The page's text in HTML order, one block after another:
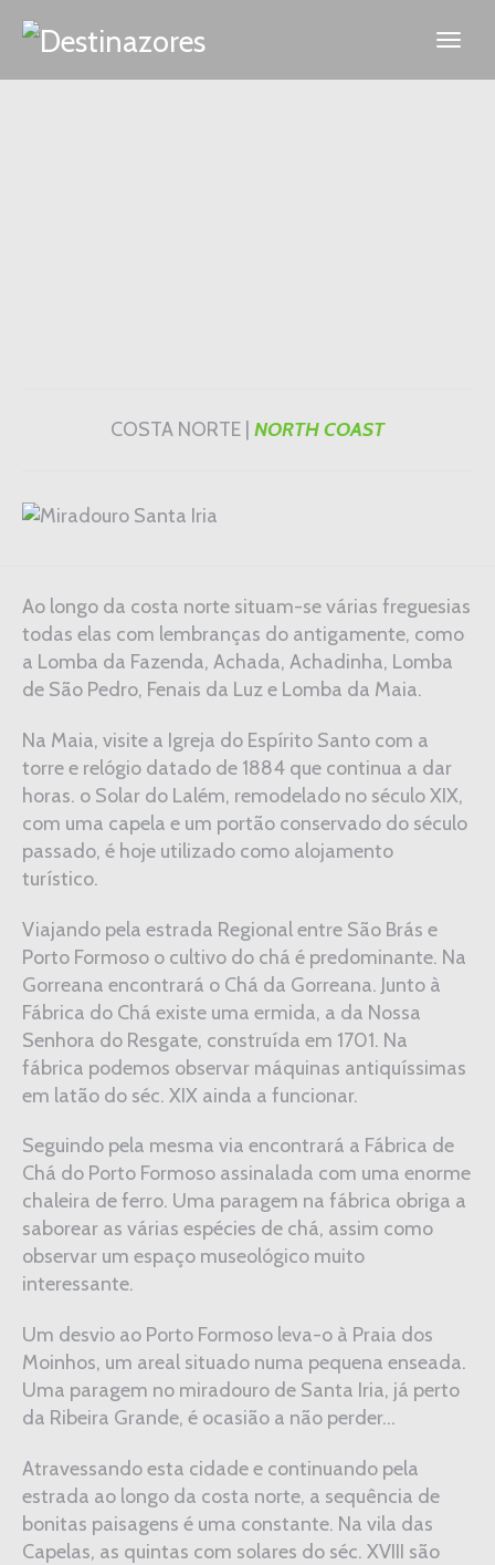
COSTA NORTE | NORTH COAST
Ao longo da costa norte situam-se várias freguesias
todas elas com lembranças do antigamente, como
a Lomba da Fazenda, Achada, Achadinha, Lomba
de São Pedro, Fenais da Luz e Lomba da Maia.
Na Maia, visite a Igreja do Espírito Santo com a
torre e relógio datado de 1884 que continua a dar
horas. o Solar do Lalém, remodelado no século XIX,
com uma capela e um portão conservado do século
passado, é hoje utilizado como alojamento
turístico.
Viajando pela estrada Regional entre São Brás e
Porto Formoso o cultivo do chá é predominante. Na
Gorreana encontrará o Chá da Gorreana. Junto à
Fábrica do Chá existe uma ermida, a da Nossa
Senhora do Resgate, construída em 1701. Na
fábrica podemos observar máquinas antiquíssimas
em latão do séc. XIX ainda a funcionar.
Seguindo pela mesma via encontrará a Fábrica de
Chá do Porto Formoso assinalada com uma enorme
chaleira de ferro. Uma paragem na fábrica obriga a
saborear as várias espécies de chá, assim como
observar um espaço museológico muito
interessante.
Um desvio ao Porto Formoso leva-o à Praia dos
Moinhos, um areal situado numa pequena enseada.
Uma paragem no miradouro de Santa Iria, já perto
da Ribeira Grande, é ocasião a não perder…
Atravessando esta cidade e continuando pela
estrada ao longo da costa norte, a sequência de
bonitas paisagens é uma constante. Na vila das
Capelas, as quintas com solares do séc. XVIII são